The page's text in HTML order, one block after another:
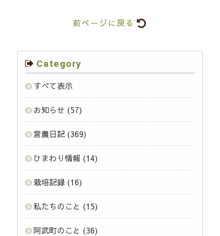
前ページに戻る
Category
すべて表示
お知らせ (57)
営農日記(369)
ひまわり情報 (14)
栽培記録(16)
私たちのこと (15)
阿武町のこと (36)